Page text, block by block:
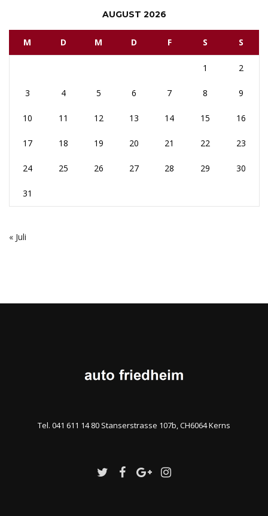
AUGUST 2026
M D M D F S S
1 2
3 4 5 6 7 8 9
10 11 12 13 14 15 16
17 18 19 20 21 22 23
24 25 26 27 28 29 30
31
« Juli
Tel. 041 611 14 80 Stanserstrasse 107b, CH6064 Kerns